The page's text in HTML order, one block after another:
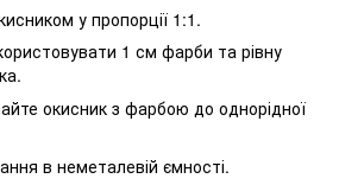
у пропорції 1:1.
1 см фарби та рівну
окисник з фарбою до однорідної
в неметалевій ємності.